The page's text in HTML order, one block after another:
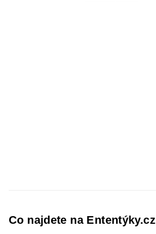
Co najdete na Ententýky.cz